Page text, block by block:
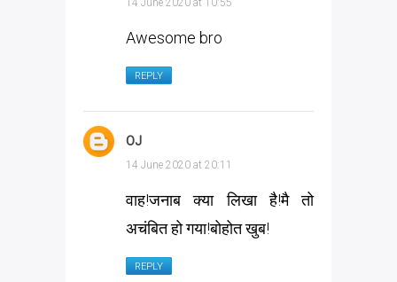
14 June 2020 at 10:55
Awesome bro
REPLY
OJ
14 June 2020 at 20:11
वाह!जनाब क्या लिखा है!मै तो
अचंबित हो गया!बोहोत खुब!
REPLY